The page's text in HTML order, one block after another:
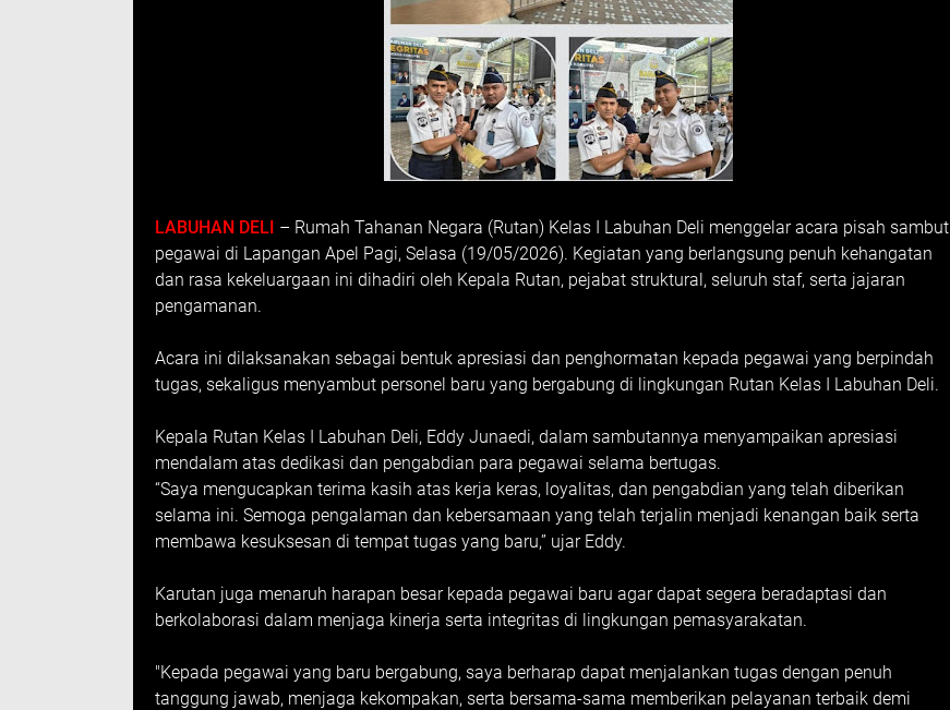
LABUHAN DELI – Rumah Tahanan Negara (Rutan) Kelas I Labuhan Deli menggelar acara pisah sambut
pegawai di Lapangan Apel Pagi, Selasa (19/05/2026). Kegiatan yang berlangsung penuh kehangatan
dan rasa kekeluargaan ini dihadiri oleh Kepala Rutan, pejabat struktural, seluruh staf, serta jajaran
pengamanan.
Acara ini dilaksanakan sebagai bentuk apresiasi dan penghormatan kepada pegawai yang berpindah
tugas, sekaligus menyambut personel baru yang bergabung di lingkungan Rutan Kelas I Labuhan Deli.
Kepala Rutan Kelas I Labuhan Deli, Eddy Junaedi, dalam sambutannya menyampaikan apresiasi
mendalam atas dedikasi dan pengabdian para pegawai selama bertugas.
“Saya mengucapkan terima kasih atas kerja keras, loyalitas, dan pengabdian yang telah diberikan
selama ini. Semoga pengalaman dan kebersamaan yang telah terjalin menjadi kenangan baik serta
membawa kesuksesan di tempat tugas yang baru,” ujar Eddy.
Karutan juga menaruh harapan besar kepada pegawai baru agar dapat segera beradaptasi dan
berkolaborasi dalam menjaga kinerja serta integritas di lingkungan pemasyarakatan.
"Kepada pegawai yang baru bergabung, saya berharap dapat menjalankan tugas dengan penuh
tanggung jawab, menjaga kekompakan, serta bersama-sama memberikan pelayanan terbaik demi